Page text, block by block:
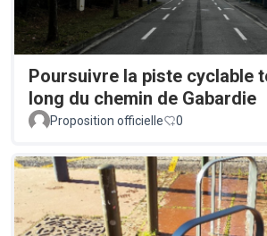
Poursuivre la piste cyclable
long du chemin de Gabardie
Proposition officielle 0